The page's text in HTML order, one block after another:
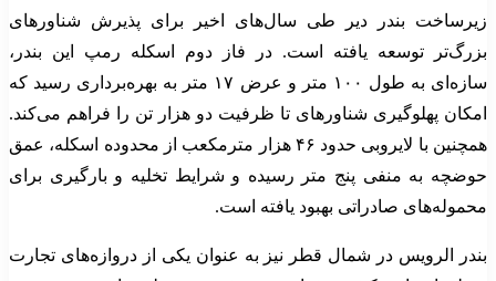
زیرساخت بندر دیر طی سال‌های اخیر برای پذیرش شناورهای
بزرگ‌تر توسعه یافته است. در فاز دوم اسکله رمپ این بندر،
سازه‌ای به طول ۱۰۰ متر و عرض ۱۷ متر به بهره‌برداری رسید که
امکان پهلوگیری شناورهای تا ظرفیت دو هزار تن را فراهم می‌کند.
همچنین با لایروبی حدود ۴۶ هزار مترمکعب از محدوده اسکله، عمق
حوضچه به منفی پنج متر رسیده و شرایط تخلیه و بارگیری برای
محموله‌های صادراتی بهبود یافته است.
بندر الرویس در شمال قطر نیز به عنوان یکی از دروازه‌های تجارت